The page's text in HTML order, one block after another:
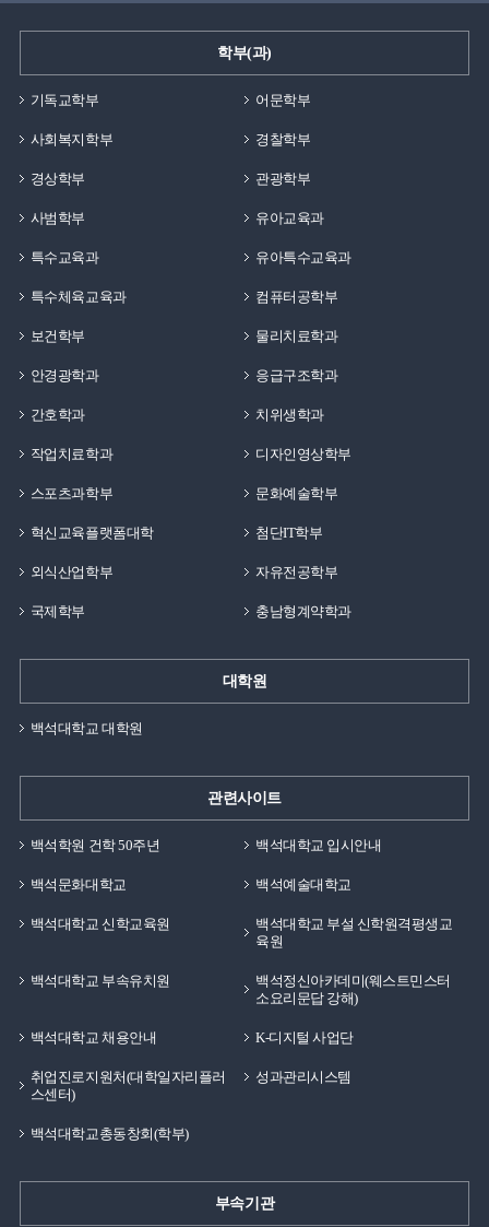
재학생분들에게 해드리고 싶은 말이 있다면, 좋은 환경이
마련되어 있는 대학생활 동안에 많은 것들을 경험하시길
상담센터, 지원 활동들 등을 통해 자기 자신을 알아가고
누리시길 강력 추천드립니다. 학생때에 누릴 수 있는
센터장으로 근무하고 있습니다.먼저, 백석대학교는 저에게
많은 선물을 준 모교입니다. 그 이유로 현재의 아내를
하였습니다. 그리고 현재 슬하에 3명의 자식을 두고 있기에
백석대학교는 저에게 인생에서 가장 중요한 가정을 이룰
강의를 듯던 중에 제가 앞으로 목표를 두어야할 꿈이
생겼고, 현재는 그 꿈을 향해 계속해서 열심히 나아가고
백석대학교에서 가질 수 있었습니다. 이 기회를 빌어 여러
후배님들에게 해주고 싶은 얘기는 보이지 않는 미래의
학교생활에 충실한다면 앞으로의 목표와 비전이 조금씩
뚜렷해질 것이라 생각합니다. 앞서 얘기했던, 기독교수업
해주셨던 얘기가 있습니다. 꿈을 정하기 어려울 때 잘하는
것과 좋아하는 것을 모두 작성하고, 거기에 중첩되는 것을
것이라고 하셨습니다. 저에게는 그 당시에 트레이닝
방법론, 재활운동, 해부학과 관련된 내용들이 좋았었고,
되는 것을 앞으로의 목표로 정하였습니다. 그리고
16년도에 학부를 졸업하고, 석사 2년, 박사 5년을 끝으로
백석대학교에서 전공수업에 강의를 나오고 있습니다. 일찍
결혼하여 가정을 꾸리면서 꿈을 이루기에는 시간적으로나
어린 나이에 가정을 책임지는 가장이 꿈을 이루기 위한
과정들을 우선적으로 생각했다면 어려웠을 것이지만,
지금에서 돌이켜보면 가정과 꿈을 지키고, 이루기 위한
과정이 얼마나 힘들지에 대한 생각이 없이 오로지 결과만
좌우명과 인생관은 목표를 정하면 이 일이 얼마나 힘들지,
결과가 나에게 좋은 것이라면 반드시 해야한다 입니다.
여러분들도 앞으로의 목표가 생기거나, 꿈을 정해야
한다면 그 과정이 얼마나 힘들지를 생각하기 보다는
목표와 꿈을 이루지 못하더라도 나에게 좋은 영향을 미칠
학부(과)
기독교학부 어문학부
사회복지학부 경찰학부
경상학부 관광학부
사범학부 유아교육과
특수교육과 유아특수교육과
특수체육교육과 컴퓨터공학부
보건학부 물리치료학과
안경광학과 응급구조학과
간호학과 치위생학과
작업치료학과 디자인영상학부
스포츠과학부 문화예술학부
혁신교육플랫폼대학 첨단IT학부
외식산업학부 자유전공학부
국제학부 충남형계약학과
대학원
백석대학교 대학원
관련사이트
백석학원 건학 50주년 백석대학교 입시안내
백석문화대학교 백석예술대학교
백석대학교 신학교육원
백석대학교 부설 신학원격평생교
육원
백석대학교 부속유치원
백석정신아카데미(웨스트민스터
소요리문답 강해)
백석대학교 채용안내 K-디지털 사업단
취업진로지원처(대학일자리플러
스센터)
성과관리시스템
백석대학교총동창회(학부)
부속기관